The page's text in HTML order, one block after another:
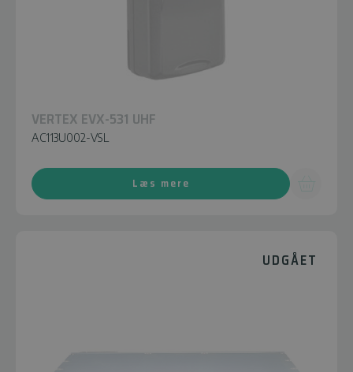
VERTEX EVX-531 UHF
AC113U002-VSL
Læs mere
UDGÅET